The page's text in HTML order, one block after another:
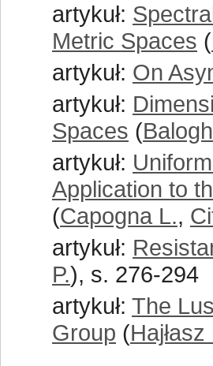
artykuł:
Metric Spaces (
artykuł: On
artykuł:
Spaces (
artykuł:
Application to
(Capogna L.,
artykuł:
P.), s. 276-294
artykuł: The
Group (Hajłasz